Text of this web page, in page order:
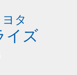
ヨタ
イズ